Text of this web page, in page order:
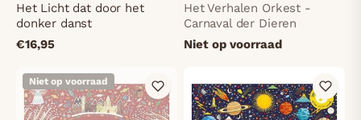
Het Licht dat door het
donker danst
€16,95
Het Verhalen Orkest -
Carnaval der Dieren
Niet op voorraad
Niet op voorraad